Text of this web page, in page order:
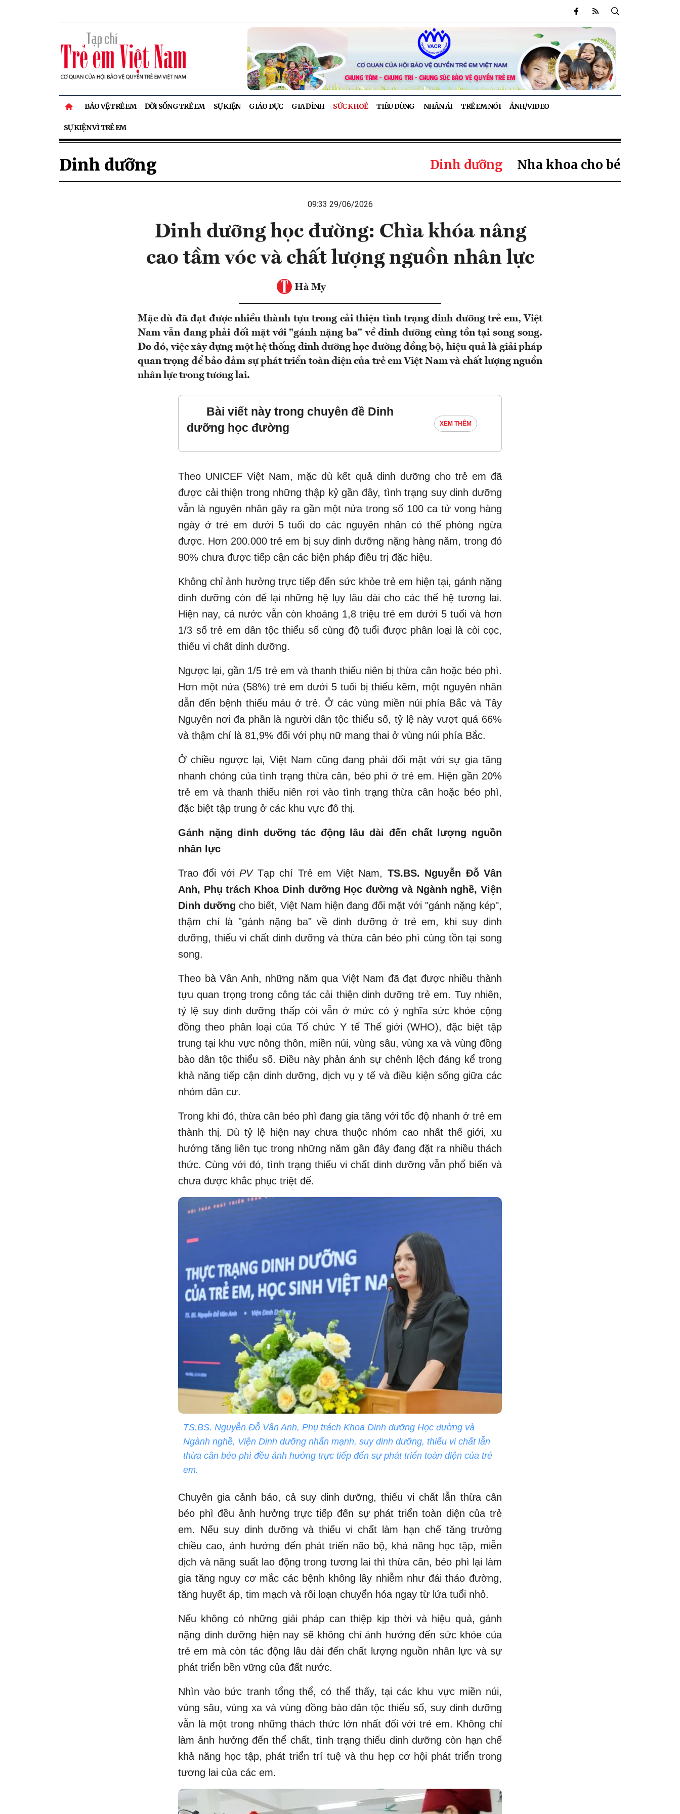
BẢO VỆ TRẺ EM ĐỜI SỐNG TRẺ EM SỰ KIỆN GIÁO DỤC GIA ĐÌNH SỨC KHOẺ TIÊU DÙNG NHÂN ÁI TRẺ EM NÓI ẢNH/VIDEO
SỰ KIỆN VÌ TRẺ EM
Dinh dưỡng Dinh dưỡng Nha khoa cho bé
09:33 29/06/2026
Dinh dưỡng học đường: Chìa khóa nâng
cao tầm vóc và chất lượng nguồn nhân lực
Hà My
Mặc dù đã đạt được nhiều thành tựu trong cải thiện tình trạng dinh dưỡng trẻ em, Việt
Nam vẫn đang phải đối mặt với "gánh nặng ba" về dinh dưỡng cùng tồn tại song song.
Do đó, việc xây dựng một hệ thống dinh dưỡng học đường đồng bộ, hiệu quả là giải pháp
quan trọng để bảo đảm sự phát triển toàn diện của trẻ em Việt Nam và chất lượng nguồn
nhân lực trong tương lai.
Bài viết này trong chuyên đề Dinh
dưỡng học đường
XEM THÊM
Theo UNICEF Việt Nam, mặc dù kết quả dinh dưỡng cho trẻ em đã
được cải thiện trong những thập kỷ gần đây, tình trạng suy dinh dưỡng
vẫn là nguyên nhân gây ra gần một nửa trong số 100 ca tử vong hàng
ngày ở trẻ em dưới 5 tuổi do các nguyên nhân có thể phòng ngừa
được. Hơn 200.000 trẻ em bị suy dinh dưỡng nặng hàng năm, trong đó
90% chưa được tiếp cận các biện pháp điều trị đặc hiệu.
Không chỉ ảnh hưởng trực tiếp đến sức khỏe trẻ em hiện tại, gánh nặng
dinh dưỡng còn để lại những hệ lụy lâu dài cho các thế hệ tương lai.
Hiện nay, cả nước vẫn còn khoảng 1,8 triệu trẻ em dưới 5 tuổi và hơn
1/3 số trẻ em dân tộc thiểu số cùng độ tuổi được phân loại là còi cọc,
thiếu vi chất dinh dưỡng.
Ngược lại, gần 1/5 trẻ em và thanh thiếu niên bị thừa cân hoặc béo phì.
Hơn một nửa (58%) trẻ em dưới 5 tuổi bị thiếu kẽm, một nguyên nhân
dẫn đến bệnh thiếu máu ở trẻ. Ở các vùng miền núi phía Bắc và Tây
Nguyên nơi đa phần là người dân tộc thiểu số, tỷ lệ này vượt quá 66%
và thậm chí là 81,9% đối với phụ nữ mang thai ở vùng núi phía Bắc.
Ở chiều ngược lại, Việt Nam cũng đang phải đối mặt với sự gia tăng
nhanh chóng của tình trạng thừa cân, béo phì ở trẻ em. Hiện gần 20%
trẻ em và thanh thiếu niên rơi vào tình trạng thừa cân hoặc béo phì,
đặc biệt tập trung ở các khu vực đô thị.
Gánh nặng dinh dưỡng tác động lâu dài đến chất lượng nguồn
nhân lực
Trao đổi vớiPVTạp chí Trẻ em Việt Nam, TS.BS. Nguyễn Đỗ Vân
Anh, Phụ trách Khoa Dinh dưỡng Học đường và Ngành nghề, Viện
Dinh dưỡng cho biết, Việt Nam hiện đang đối mặt với "gánh nặng kép",
thậm chí là "gánh nặng ba" về dinh dưỡng ở trẻ em, khi suy dinh
dưỡng, thiếu vi chất dinh dưỡng và thừa cân béo phì cùng tồn tại song
song.
Theo bà Vân Anh, những năm qua Việt Nam đã đạt được nhiều thành
tựu quan trọng trong công tác cải thiện dinh dưỡng trẻ em. Tuy nhiên,
tỷ lệ suy dinh dưỡng thấp còi vẫn ở mức có ý nghĩa sức khỏe cộng
đồng theo phân loại của Tổ chức Y tế Thế giới (WHO), đặc biệt tập
trung tại khu vực nông thôn, miền núi, vùng sâu, vùng xa và vùng đồng
bào dân tộc thiểu số. Điều này phản ánh sự chênh lệch đáng kể trong
khả năng tiếp cận dinh dưỡng, dịch vụ y tế và điều kiện sống giữa các
nhóm dân cư.
Trong khi đó, thừa cân béo phì đang gia tăng với tốc độ nhanh ở trẻ em
thành thị. Dù tỷ lệ hiện nay chưa thuộc nhóm cao nhất thế giới, xu
hướng tăng liên tục trong những năm gần đây đang đặt ra nhiều thách
thức. Cùng với đó, tình trạng thiếu vi chất dinh dưỡng vẫn phổ biến và
chưa được khắc phục triệt để.
TS.BS. Nguyễn Đỗ Vân Anh, Phụ trách Khoa Dinh dưỡng Học đường và
Ngành nghề, Viện Dinh dưỡng nhấn mạnh, suy dinh dưỡng, thiếu vi chất lẫn
thừa cân béo phì đều ảnh hưởng trực tiếp đến sự phát triển toàn diện của trẻ
em.
Chuyên gia cảnh báo, cả suy dinh dưỡng, thiếu vi chất lẫn thừa cân
béo phì đều ảnh hưởng trực tiếp đến sự phát triển toàn diện của trẻ
em. Nếu suy dinh dưỡng và thiếu vi chất làm hạn chế tăng trưởng
chiều cao, ảnh hưởng đến phát triển não bộ, khả năng học tập, miễn
dịch và năng suất lao động trong tương lai thì thừa cân, béo phì lại làm
gia tăng nguy cơ mắc các bệnh không lây nhiễm như đái tháo đường,
tăng huyết áp, tim mạch và rối loạn chuyển hóa ngay từ lứa tuổi nhỏ.
Nếu không có những giải pháp can thiệp kịp thời và hiệu quả, gánh
nặng dinh dưỡng hiện nay sẽ không chỉ ảnh hưởng đến sức khỏe của
trẻ em mà còn tác động lâu dài đến chất lượng nguồn nhân lực và sự
phát triển bền vững của đất nước.
Nhìn vào bức tranh tổng thể, có thể thấy, tại các khu vực miền núi,
vùng sâu, vùng xa và vùng đồng bào dân tộc thiểu số, suy dinh dưỡng
vẫn là một trong những thách thức lớn nhất đối với trẻ em. Không chỉ
làm ảnh hưởng đến thể chất, tình trạng thiếu dinh dưỡng còn hạn chế
khả năng học tập, phát triển trí tuệ và thu hẹp cơ hội phát triển trong
tương lai của các em.